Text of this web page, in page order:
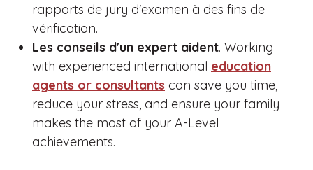
rapports de jury d'examen à des fins de
vérification.
Les conseils d'un expert aident. Working
with experienced international education
agents or consultants can save you time,
reduce your stress, and ensure your family
makes the most of your A-Level
achievements.